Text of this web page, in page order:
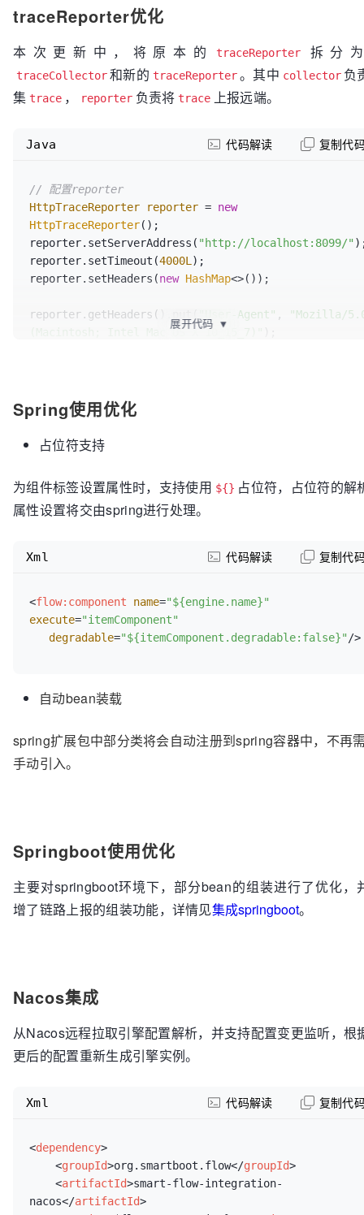
traceReporter优化
本次更新中，将原本的 traceReporter 拆分
traceCollector 和新的 traceReporter 。其中 collector 负
集 trace ， reporter 负责将 trace 上报远端。
// 配置reporter
HttpTraceReporter
reporter = new
HttpTraceReporter();
reporter.setServerAddress( "http://localhost:8099/"
reporter.setTimeout(4000L );
reporter.setHeaders(new HashMap<>());
reporter.getHeaders().put( "User-Agent" ,
"Mozilla/
(Macintosh; Intel Mac OS X 10_15_7)"
DefaultTraceCollector
DefaultTraceCollector
collector.setRadio(
collector.start(); // 启动收集器
Java 代码解读 复制代
展开代码 ▼
Spring使用优化
占位符支持
为组件标签设置属性时，支持使用 ${} 占位符，占位符的解
属性设置将交由spring进行处理。
<flow:component name="${engine.name}"
execute="itemComponent"
degradable="${itemComponent.degradable:false}" />
Xml 代码解读 复制代
自动bean装载
spring扩展包中部分类将会自动注册到spring容器中，不再
手动引入。
Springboot使用优化
主要对springboot环境下，部分bean的组装进行了优化，
增了链路上报的组装功能，详情见集成springboot。
Nacos集成
从Nacos远程拉取引擎配置解析，并支持配置变更监听，根
更后的配置重新生成引擎实例。
<dependency>
<groupId>org.smartboot.flow</groupId>
<artifactId>smart-flow-integration-
nacos</artifactId>
Xml 代码解读 复制代